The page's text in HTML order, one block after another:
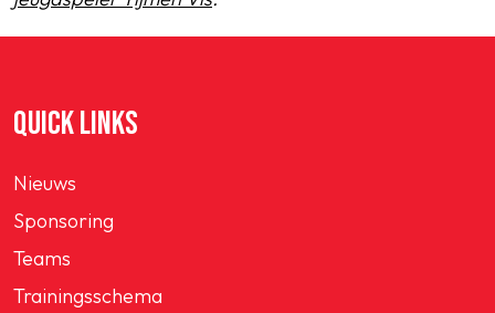
QUICK LINKS
Nieuws
Sponsoring
Teams
Trainingsschema